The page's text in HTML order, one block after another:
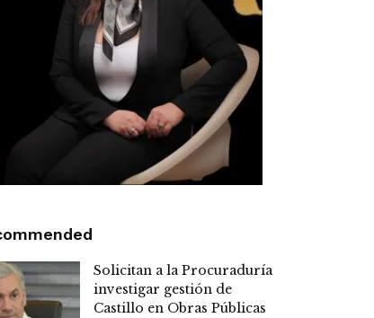
Solicitan a la Procuraduría
investigar gestión de
Castillo en Obras Públicas